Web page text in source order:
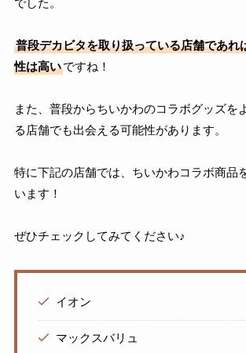
でした。
普段デカビタを取り扱っている店舗であれ
性は高いですね！
また、普段からちいかわのコラボグッズを
る店舗でも出会える可能性があります。
特に下記の店舗では、ちいかわコラボ商品
います！
ぜひチェックしてみてください♪
イオン
マックスバリュ